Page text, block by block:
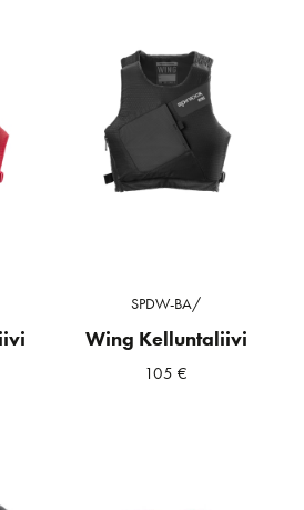
SPDW-BA/
Wing Kelluntaliivi
105€